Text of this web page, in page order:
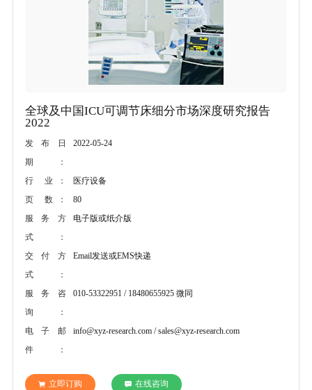
全球及中国ICU可调节床细分市场深度研究报告
2022
发布日
期：
2022-05-24
行 业：
医疗设备
页 数：
80
服务方
式：
电子版或纸介版
交付方
式：
Email发送或EMS快递
服务咨
询：
010-53322951 / 18480655925 微同
电子邮
件：
info@xyz-research.com / sales@xyz-research.com
立即订购 在线咨询